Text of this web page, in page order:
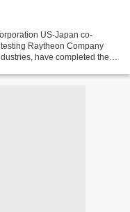
US-Japan co-
Raytheon Company
have completed the